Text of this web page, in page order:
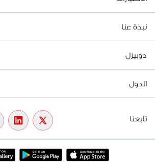
نبذة عنا
دوبيزل
الدول
تابعنا